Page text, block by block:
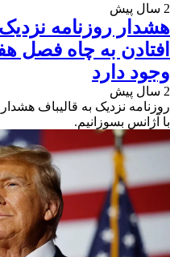
2 سال پیش
هشدار روزنامه
افتادن به چاه فصل
وجود دارد
2 سال پیش
روزنامه نزدیک به قالیباف
با آژانس بسوزانیم.